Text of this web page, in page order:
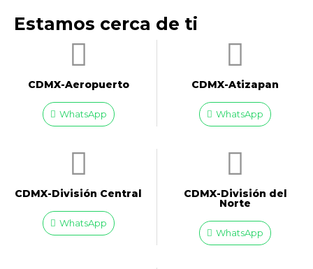
Estamos cerca de ti
CDMX-Aeropuerto​
WhatsApp
CDMX-Atizapan
WhatsApp
CDMX-División Central
WhatsApp
CDMX-División del
Norte
WhatsApp